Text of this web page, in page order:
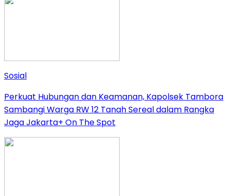
Sosial
Perkuat Hubungan dan Keamanan, Kapolsek Tambora
Sambangi Warga RW 12 Tanah Sereal dalam Rangka
Jaga Jakarta+ On The Spot